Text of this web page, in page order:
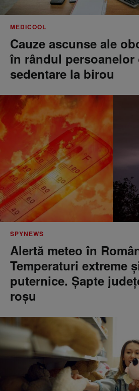
MEDICOOL
Cauze ascunse ale
în rândul
sedentare la birou
SPYNEWS
Alertă meteo în
Temperaturi extreme
puternice. Șapte
roșu